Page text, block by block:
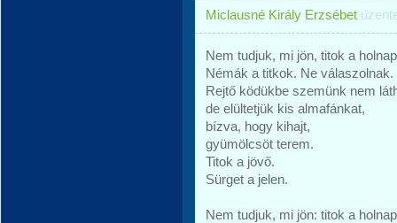
Miclausné Király Erzsébet
Nem tudjuk, mi jön, titok a
Némák a titkok. Ne válaszolnak.
Rejtő ködükbe szemünk nem
de elültetjük kis almafánkat,
bízva, hogy kihajt,
gyümölcsöt terem.
Titok a jövő.
Sürget a jelen.
Nem tudjuk, mi jön: titok a